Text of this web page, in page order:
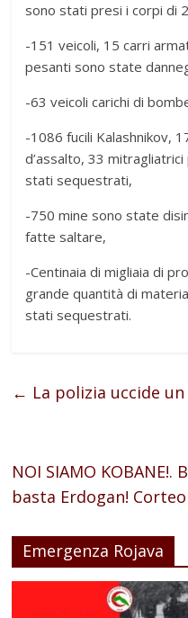
sono stati presi i corpi di
-151 veicoli, 15 carri
pesanti sono state
-63 veicoli carichi di
-1086 fucili Kalashnikov,
d’assalto, 33
stati sequestrati,
-750 mine sono state
fatte saltare,
-Centinaia di migliaia di
grande quantità di
stati sequestrati.
← La polizia uccide
NOI SIAMO
basta Erdogan!
Emergenza Rojava